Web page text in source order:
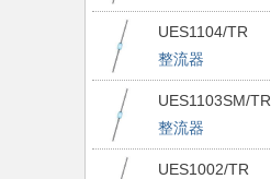
UES1104/TR
整流器
UES1103SM/TR
整流器
UES1002/TR